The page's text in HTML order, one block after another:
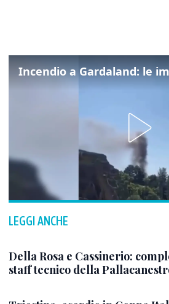
LEGGI ANCHE
Della Rosa e Cassinerio:
staff tecnico della